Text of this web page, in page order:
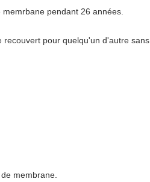
pendant 26 années.
recouvert pour quelqu'un d'autre sans
membrane.